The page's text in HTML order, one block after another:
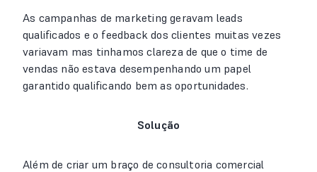
As campanhas de marketing geravam leads
qualificados e o feedback dos clientes muitas vezes
variavam mas tinhamos clareza de que o time de
vendas não estava desempenhando um papel
garantido qualificando bem as oportunidades.
Solução
Além de criar um braço de consultoria comercial